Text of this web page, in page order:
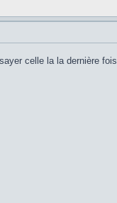
celle la la dernière fois